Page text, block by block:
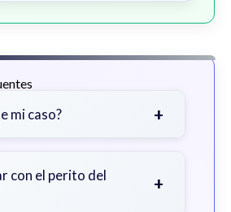
mi caso? +
sus lesiones, facturas
fuera del trabajo y
con el perito del
+